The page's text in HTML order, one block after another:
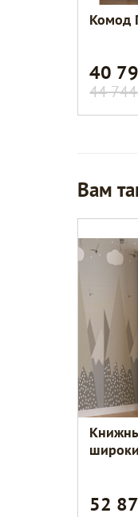
Комод
40
44 744
Вам
52